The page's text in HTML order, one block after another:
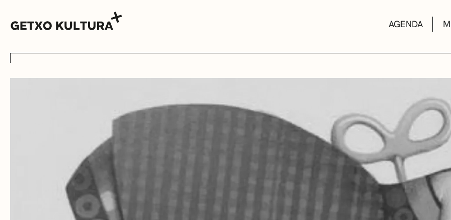
AGENDA
AGENDA
MUXIKEBARRI
CONTACTO
AULAS DE
BIBLIOTECAS
ESCUELA DE